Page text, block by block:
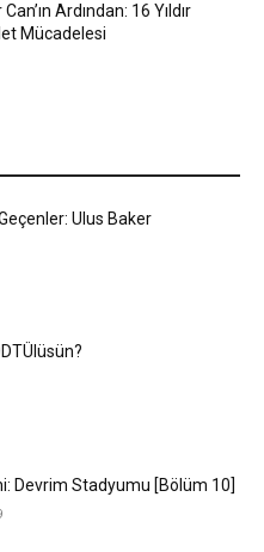
Ardından: 16 Yıldır
Mücadelesi
Ulus Baker
Devrim Stadyumu [Bölüm 10]